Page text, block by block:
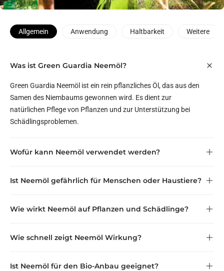
Allgemein Anwendung Haltbarkeit Weitere
Was ist Green Guardia Neemöl?
Green Guardia Neemöl ist ein rein pflanzliches Öl, das aus den
Samen des Niembaums gewonnen wird. Es dient zur
natürlichen Pflege von Pflanzen und zur Unterstützung bei
Schädlingsproblemen.
Wofür kann Neemöl verwendet werden?
Ist Neemöl gefährlich für Menschen oder Haustiere?
Wie wirkt Neemöl auf Pflanzen und Schädlinge?
Wie schnell zeigt Neemöl Wirkung?
Ist Neemöl für den Bio-Anbau geeignet?